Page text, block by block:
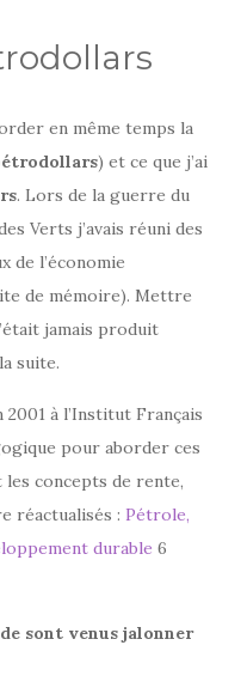
en même temps la
) et ce que j’ai
. Lors de la guerre du
Verts j’avais réuni des
de l’économie
de mémoire). Mettre
jamais produit
suite.
à l’Institut Français
pour aborder ces
concepts de rente,
réactualisés : Pétrole,
durable 6
sont venus jalonner